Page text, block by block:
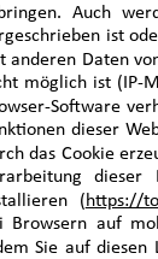
Auch
ist
anderen Daten
möglich ist (IP-
Software
dieser
das Cookie
dieser
(https://
Browsern auf
Sie auf diesen